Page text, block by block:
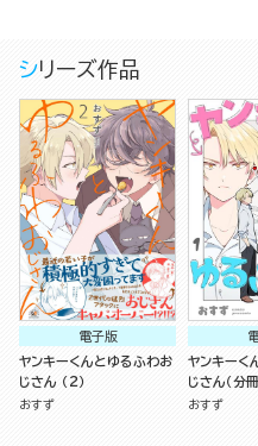
シリーズ作品
電子版
ヤンキーくんとゆるふわお
じさん （2）
おすず
ヤンキーく
じさん（分冊
おすず